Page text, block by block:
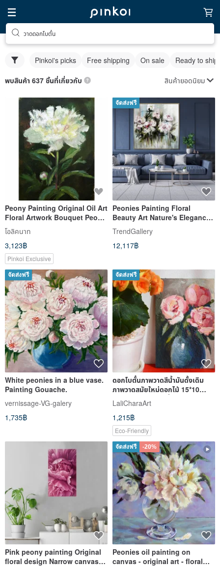
วาดดอกโบตั๋น
Pinkoi's picks Free shipping On sale Ready to ship
พบสินค้า 637 ชิ้นที่เกี่ยวกับ สินค้ายอดนิยม
Peony Painting Original Oil Art
Floral Artwork Bouquet Peony
Wall Art
โอลิคนาท
3,123฿
Pinkoi Exclusive
จัดส่งฟรี
Peonies Painting Floral
Beauty Art Nature's Elegance
Art Botanical Art
TrendGallery
12,117฿
จัดส่งฟรี
White peonies in a blue vase.
Painting Gouache.
vernissage-VG-galery
1,735฿
จัดส่งฟรี
ดอกโบตั๋นภาพวาดสีน้ำมันดั้งเดิม
ภาพวาดสมัยใหม่ดอกไม้ 15*10
ซม.ภาพวาดดอกโบตั๋น
LaliCharaArt
1,215฿
Eco-Friendly
Pink peony painting Original
floral design Narrow canvas
จัดส่งฟรี -20%
Peonies oil painting on
canvas - original art - floral